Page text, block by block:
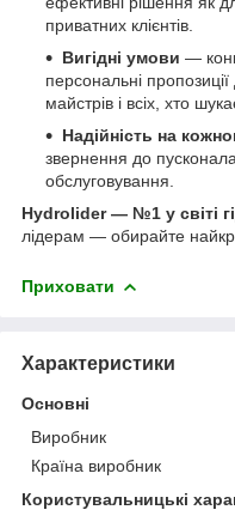
приватних клієнтів.
Вигідні умови —
персональні пропозиції
майстрів і всіх, хто
Надійність на
звернення до
обслуговування.
Hydrolider — №1 у світі
лідерам — обирайте
Приховати
Характеристики
Основні
Виробник
Країна виробник
Користувальницькі